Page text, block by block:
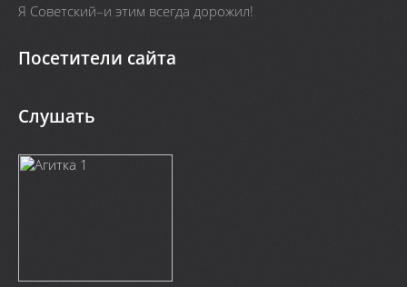
Я Cоветский–и этим всегда дорожил!
Посетители сайта
Слушать